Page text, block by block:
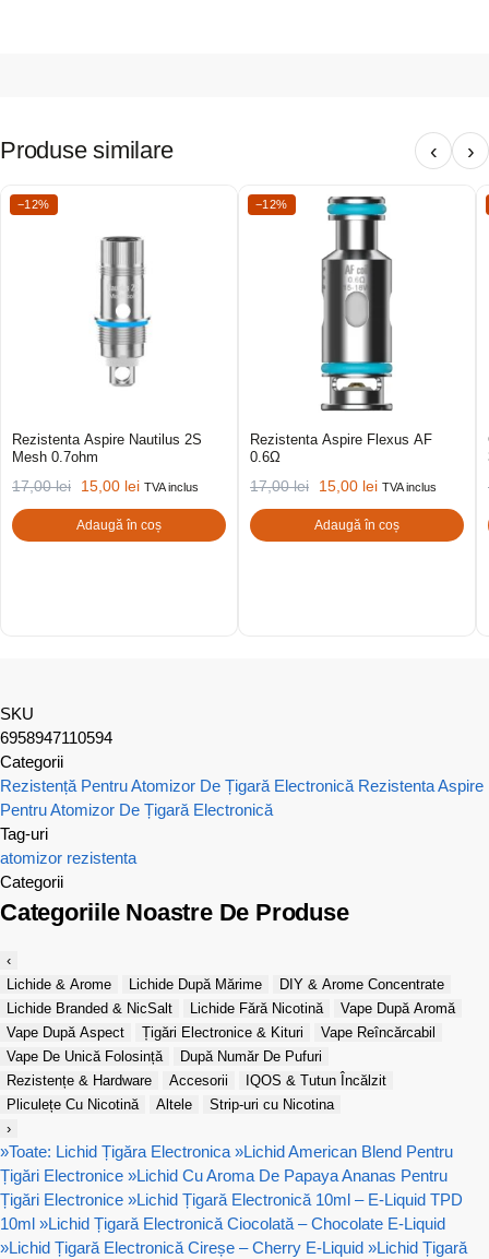
Produse similare ‹ ›
−12%
Rezistenta Aspire Nautilus 2S
Mesh 0.7ohm
17,00lei 15,00 lei TVA inclus
Adaugă în coș
−12%
Rezistenta Aspire Flexus AF
0.6Ω
17,00lei 15,00 lei TVA inclus
Adaugă în coș
SKU
6958947110594
Categorii
Rezistență Pentru Atomizor De Țigară Electronică Rezistenta Aspire
Pentru Atomizor De Țigară Electronică
Tag-uri
atomizor rezistenta
Categorii
Categoriile Noastre De Produse
‹
Lichide & Arome
Lichide După Mărime
DIY & Arome Concentrate
Lichide Branded & NicSalt
Lichide Fără Nicotină
Vape După Aromă
Vape După Aspect
Țigări Electronice & Kituri
Vape Reîncărcabil
Vape De Unică Folosință
După Număr De Pufuri
Rezistențe & Hardware
Accesorii
IQOS & Tutun Încălzit
Pliculețe Cu Nicotină
Altele
Strip-uri cu Nicotina
›
»Toate: Lichid Țigăra Electronica »Lichid American Blend Pentru
Țigări Electronice »Lichid Cu Aroma De Papaya Ananas Pentru
Țigări Electronice »Lichid Țigară Electronică 10ml – E-Liquid TPD
10ml »Lichid Țigară Electronică Ciocolată – Chocolate E-Liquid
»Lichid Țigară Electronică Cireșe – Cherry E-Liquid »Lichid Țigară